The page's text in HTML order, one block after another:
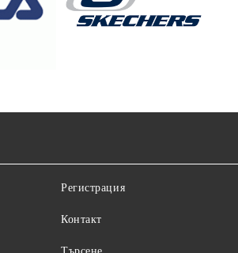
Регистрация
Контакт